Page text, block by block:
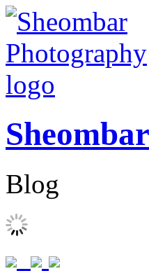
Blog